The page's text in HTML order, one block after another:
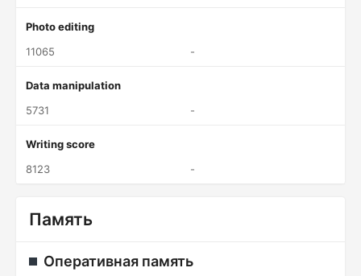
Photo editing
11065
-
Data manipulation
5731
-
Writing score
8123
-
Память
Оперативная память